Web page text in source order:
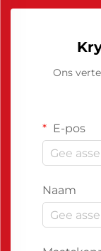
Ons
E-pos
Naam